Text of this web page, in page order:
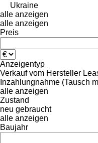
Ukraine
alle anzeigen
alle anzeigen
Preis
Anzeigentyp
Verkauf vom Hersteller
Inzahlungnahme (Tausch
alle anzeigen
Zustand
neu gebraucht
alle anzeigen
Baujahr